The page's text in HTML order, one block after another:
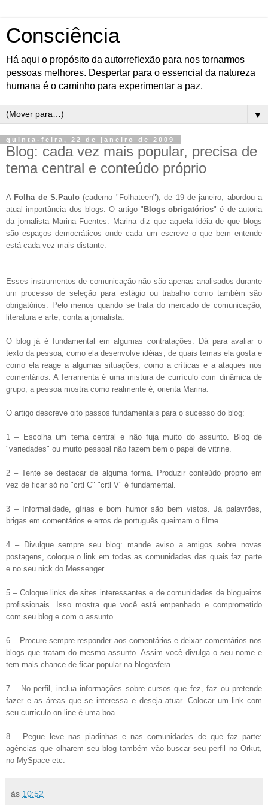
Consciência
Há aqui o propósito da autorreflexão para nos tornarmos
pessoas melhores. Despertar para o essencial da natureza
humana é o caminho para experimentar a paz.
▼
quinta-feira, 22 de janeiro de 2009
Blog: cada vez mais popular, precisa de
tema central e conteúdo próprio
A Folha de S.Paulo (caderno "Folhateen"), de 19 de janeiro, abordou a
atual importância dos blogs. O artigo " Blogs obrigatórios" é de autoria
da jornalista Marina Fuentes. Marina diz que aquela idéia de que blogs
são espaços democráticos onde cada um escreve o que bem entende
está cada vez mais distante.
Esses instrumentos de comunicação não são apenas analisados durante
um processo de seleção para estágio ou trabalho como também são
obrigatórios. Pelo menos quando se trata do mercado de comunicação,
literatura e arte, conta a jornalista.
O blog já é fundamental em algumas contratações. Dá para avaliar o
texto da pessoa, como ela desenvolve idéias, de quais temas ela gosta e
como ela reage a algumas situações, como a críticas e a ataques nos
comentários. A ferramenta é uma mistura de currículo com dinâmica de
grupo; a pessoa mostra como realmente é, orienta Marina.
O artigo descreve oito passos fundamentais para o sucesso do blog:
1 – Escolha um tema central e não fuja muito do assunto. Blog de
"variedades" ou muito pessoal não fazem bem o papel de vitrine.
2 – Tente se destacar de alguma forma. Produzir conteúdo próprio em
vez de ficar só no "crtl C" "crtl V" é fundamental.
3 – Informalidade, gírias e bom humor são bem vistos. Já palavrões,
brigas em comentários e erros de português queimam o filme.
4 – Divulgue sempre seu blog: mande aviso a amigos sobre novas
postagens, coloque o link em todas as comunidades das quais faz parte
e no seu nick do Messenger.
5 – Coloque links de sites interessantes e de comunidades de blogueiros
profissionais. Isso mostra que você está empenhado e comprometido
com seu blog e com o assunto.
6 – Procure sempre responder aos comentários e deixar comentários nos
blogs que tratam do mesmo assunto. Assim você divulga o seu nome e
tem mais chance de ficar popular na blogosfera.
7 – No perfil, inclua informações sobre cursos que fez, faz ou pretende
fazer e as áreas que se interessa e deseja atuar. Colocar um link com
seu currículo on-line é uma boa.
8 – Pegue leve nas piadinhas e nas comunidades de que faz parte:
agências que olharem seu blog também vão buscar seu perfil no Orkut,
no MySpace etc.
às 10:52